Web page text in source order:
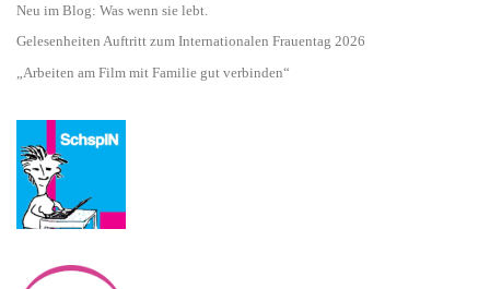
Neu im Blog: Was wenn sie lebt.
Gelesenheiten Auftritt zum Internationalen Frauentag 2026
„Arbeiten am Film mit Familie gut verbinden“